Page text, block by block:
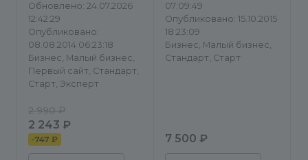
Обновлено: 24.07.2026
12:42:29
Опубликовано:
08.08.2014 06:23:18
Бизнес, Малый бизнес,
Первый сайт, Стандарт,
Старт, Эксперт
2 990 ₽
2 243 ₽
-747 ₽
07:09:49
Опубликовано: 15.10.2015
18:23:09
Бизнес, Малый бизнес,
Стандарт, Старт
7 500 ₽